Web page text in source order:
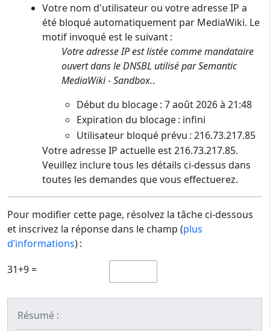
Votre nom d'utilisateur ou votre adresse IP a
été bloqué automatiquement par MediaWiki. Le
motif invoqué est le suivant :
Votre adresse IP est listée comme mandataire
ouvert dans le DNSBL utilisé par Semantic
MediaWiki - Sandbox..
Début du blocage : 7 août 2026 à 21:48
Expiration du blocage : infini
Utilisateur bloqué prévu : 216.73.217.85
Votre adresse IP actuelle est 216.73.217.85.
Veuillez inclure tous les détails ci-dessus dans
toutes les demandes que vous effectuerez.
Pour modifier cette page, résolvez la tâche ci-dessous
et inscrivez la réponse dans le champ (plus
d’informations) :
31+9 =
Résumé :